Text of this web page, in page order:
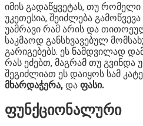
იმის გადაწყვეტას, თუ რომელი
უკეთესია, შეიძლება
უამრავი რამ არის და
საკმაოდ განსხვავებულ
გარიგებებს. ეს ნამდვილად
რას ეძებთ, მაგრამ თუ
შეგიძლიათ ეს დაიყოს სამ
მხარდაჭერა, და ფასი.
ფუნქციონალური